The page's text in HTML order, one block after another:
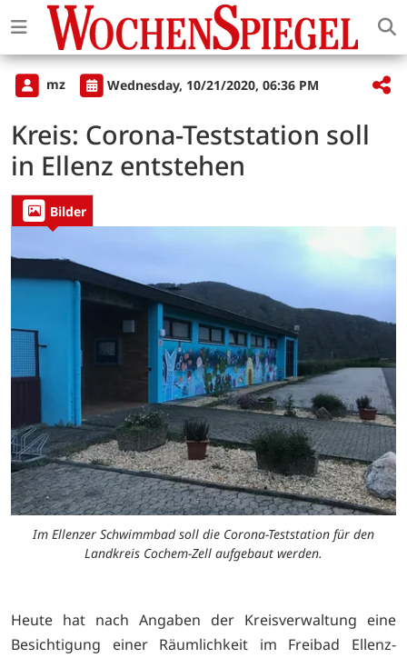
mz Wednesday, 10/21/2020, 06:36 PM
Kreis: Corona-Teststation soll
in Ellenz entstehen
Bilder
Im Ellenzer Schwimmbad soll die Corona-Teststation für den
Landkreis Cochem-Zell aufgebaut werden.
Heute hat nach Angaben der Kreisverwaltung eine
Besichtigung einer Räumlichkeit im Freibad Ellenz-